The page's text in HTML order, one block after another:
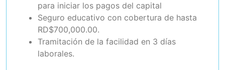
para iniciar los pagos del capital
Seguro educativo con cobertura de hasta
RD$700,000.00.
Tramitación de la facilidad en 3 días
laborales.